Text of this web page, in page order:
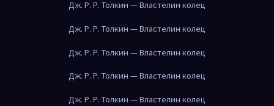
Дж. Р. Р. Толкин — Властелин колец
Дж. Р. Р. Толкин — Властелин колец
Дж. Р. Р. Толкин — Властелин колец
Дж. Р. Р. Толкин — Властелин колец
Дж. Р. Р. Толкин — Властелин колец